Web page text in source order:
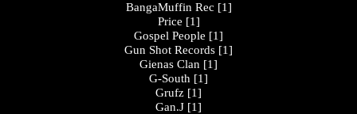
BangaMuffin Rec [1]
Price [1]
Gospel People [1]
Gun Shot Records [1]
Gienas Clan [1]
G-South [1]
Grufz [1]
Gan.J [1]